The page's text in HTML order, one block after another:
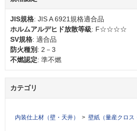
JIS規格: JIS A 6921規格適合品
ホルムアルデヒド放散等級: F☆☆☆☆
SV規格: 適合品
防火種別 : 2－3
不燃認定: 準不燃
カテゴリ
内装仕上材（壁・天井） 壁紙（量産クロス